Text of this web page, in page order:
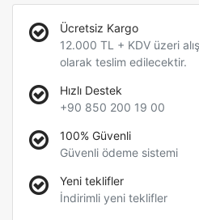
Ücretsiz Kargo
12.000 TL + KDV üzeri
olarak teslim edilecektir.
Hızlı Destek
+90 850 200 19 00
100% Güvenli
Güvenli ödeme sistemi
Yeni teklifler
İndirimli yeni teklifler